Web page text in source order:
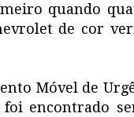
quando
de cor
Móvel de
encontrado